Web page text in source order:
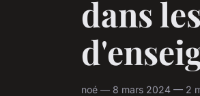
dans
noé — 8 mars 2024 — 2